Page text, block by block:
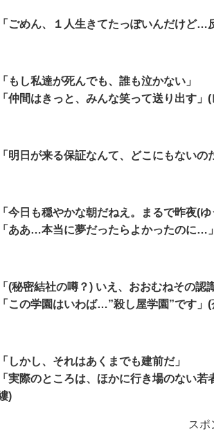
「ごめん、１人生きてたっぽいんだけど
「もし私達が死んでも、誰も泣かない」
「仲間はきっと、みんな笑って送り出す」(
「明日が来る保証なんて、どこにもないの
「今日も穏やかな朝だねえ。まるで昨夜(
「ああ…本当に夢だったらよかったのに…
「(秘密結社の噂？) いえ、おおむねその認
「この学園はいわば…”殺し屋学園”です」
「しかし、それはあくまでも建前だ」
「実際のところは、ほかに行き場のない
)
スポ